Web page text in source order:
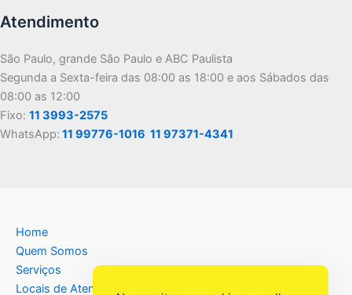
Atendimento
São Paulo, grande São Paulo e ABC Paulista
Segunda a Sexta-feira das 08:00 as 18:00 e aos Sábados das
08:00 as 12:00
Fixo: 11 3993-2575
WhatsApp: 11 99776-1016 11 97371-4341
Home
Quem Somos
Serviços
Locais de Atendimento